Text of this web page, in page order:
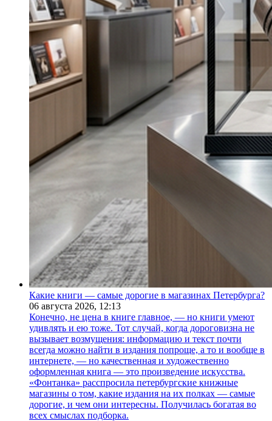
Какие книги — самые дорогие в магазинах Петербурга?
06 августа 2026, 12:13
Конечно, не цена в книге главное, — но книги умеют
удивлять и ею тоже. Тот случай, когда дороговизна не
вызывает возмущения: информацию и текст почти
всегда можно найти в издания попроще, а то и вообще в
интернете, — но качественная и художественно
оформленная книга — это произведение искусства.
«Фонтанка» расспросила петербургские книжные
магазины о том, какие издания на их полках — самые
дорогие, и чем они интересны. Получилась богатая во
всех смыслах подборка.